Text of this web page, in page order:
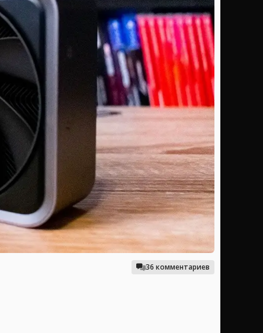
36 комментариев